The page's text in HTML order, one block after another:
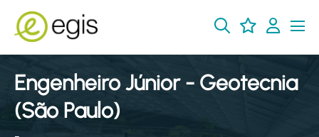
Engenheiro Júnior - Geotecnia
(São Paulo)